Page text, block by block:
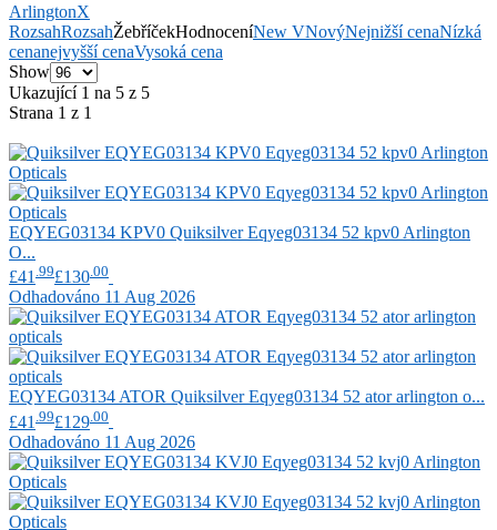
ArlingtonX
RozsahRozsahŽebříčekHodnoceníNew VNovýNejnižší cenaNízká
cenanejvyšší cenaVysoká cena
Show
Ukazující 1 na 5 z 5
Strana 1 z 1
EQYEG03134 KPV0 QuiksilverEqyeg03134 52 kpv0 Arlington
O...
£41 .99£130 .00
Odhadováno 11 Aug 2026
EQYEG03134 ATOR QuiksilverEqyeg03134 52 ator arlington o...
£41 .99£129 .00
Odhadováno 11 Aug 2026